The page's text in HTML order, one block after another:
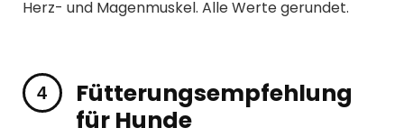
Herz- und Magenmuskel. Alle Werte gerundet.
Fütterungsempfehlung
für Hunde